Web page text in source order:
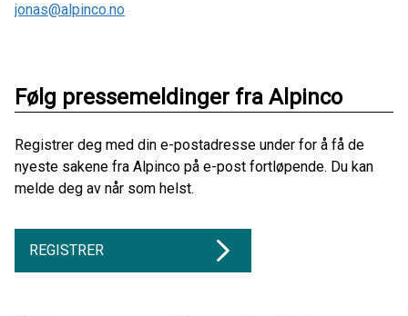
jonas@alpinco.no
Følg pressemeldinger fra Alpinco
Registrer deg med din e-postadresse under for å få de
nyeste sakene fra Alpinco på e-post fortløpende. Du kan
melde deg av når som helst.
REGISTRER